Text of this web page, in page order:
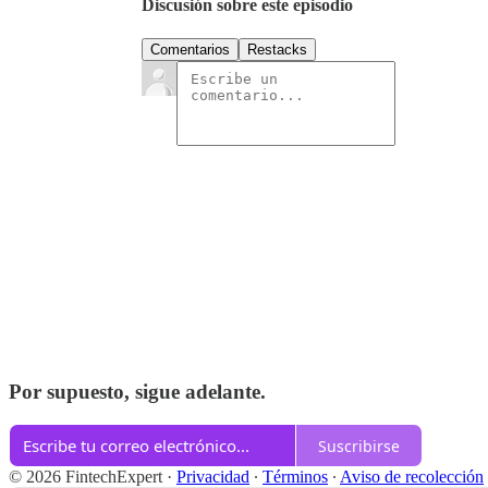
Discusión sobre este episodio
Comentarios Restacks
Por supuesto, sigue adelante.
Suscribirse
© 2026 FintechExpert· Privacidad ∙ Términos ∙ Aviso de recolección